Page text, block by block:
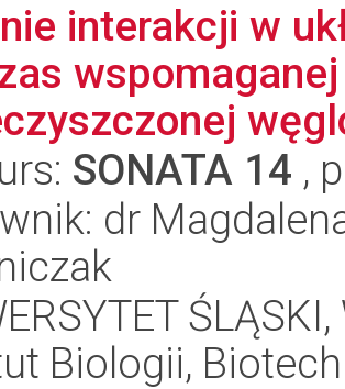
interakcji w
SONATA 14 ,
dr
Biologii,